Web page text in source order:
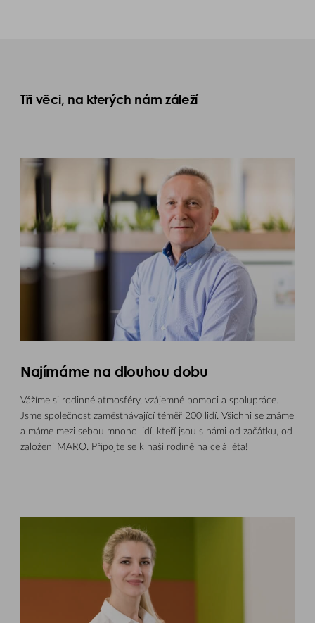
Tři věci, na kterých nám záleží
Najímáme na dlouhou dobu
Vážíme si rodinné atmosféry, vzájemné pomoci a spolupráce.
Jsme společnost zaměstnávající téměř 200 lidí. Všichni se známe
a máme mezi sebou mnoho lidí, kteří jsou s námi od začátku, od
založení MARO. Připojte se k naší rodině na celá léta!